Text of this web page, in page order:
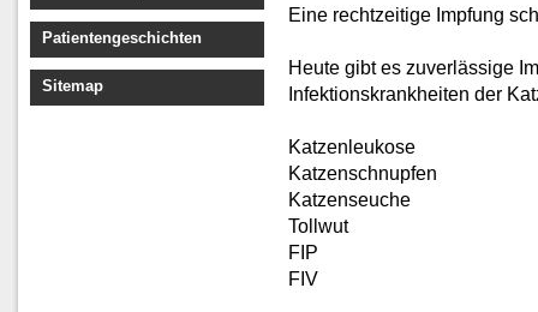
Patientengeschichten
Sitemap
Eine rechtzeitige Impfung
Heute gibt es zuverlässige
Infektionskrankheiten der
Katzenleukose
Katzenschnupfen
Katzenseuche
Tollwut
FIP
FIV